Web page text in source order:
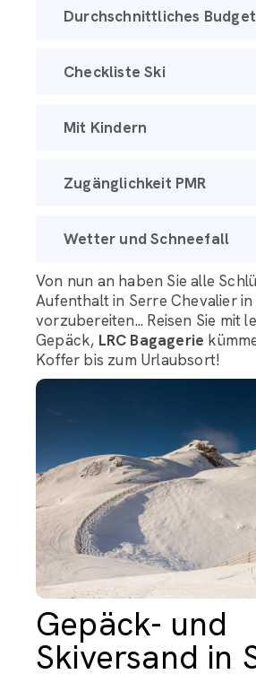
Durchschnittliches Budget
Checkliste Ski
Mit Kindern
Zugänglichkeit PMR
Wetter und Schneefall
Von nun an haben Sie alle
Aufenthalt in Serre Chevalier in
vorzubereiten... Reisen Sie mit
Gepäck, LRC Bagagerie
Koffer bis zum Urlaubsort!
Gepäck- und
Skiversand in